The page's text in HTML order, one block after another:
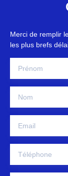
Merci de remplir
les plus brefs
Prénom
Nom
Email
Téléphone